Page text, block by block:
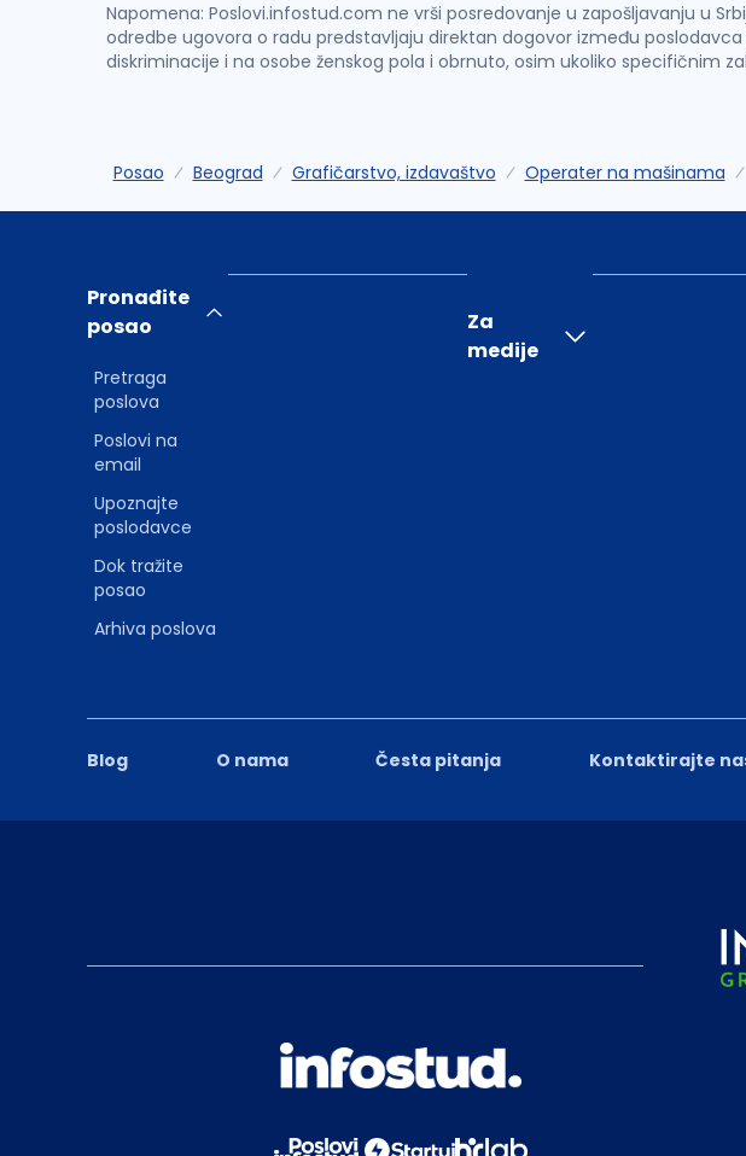
Napomena: Poslovi.infostud.com ne vrši posredovanje u zapošljavanju u
odredbe ugovora o radu predstavljaju direktan dogovor između
diskriminacije i na osobe ženskog pola i obrnuto, osim ukoliko specifičnim
Posao Beograd Grafičarstvo, izdavaštvo Operater na mašinama
Blog O nama Česta pitanja Kontaktirajte
Pronađite
posao
Pretraga
poslova
Poslovi na
email
Upoznajte
poslodavce
Dok tražite
posao
Arhiva poslova
Za
medije